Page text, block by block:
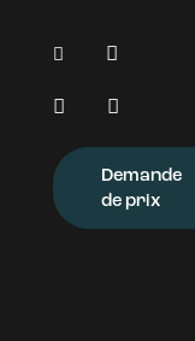
Demande
de prix